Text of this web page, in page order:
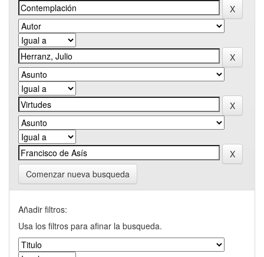
Comenzar nueva busqueda
Añadir filtros:
Usa los filtros para afinar la busqueda.